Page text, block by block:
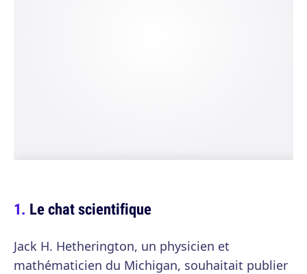
Le chat scientifique
Jack H. Hetherington, un physicien et
mathématicien du Michigan, souhaitait publier